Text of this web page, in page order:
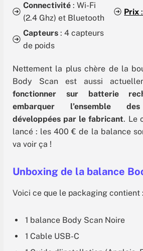
Connectivité : Wi-Fi
(2.4 Ghz) et Bluetooth
Prix
Capteurs: 4 capteurs
de poids
Nettement la plus chère de la
Body Scan est aussi
fonctionner sur batterie
embarquer l’ensemble
développées par le fabricant. Le
lancé : les 400 € de la balance
va voir ça !
Unboxing de la balance
Voici ce que le packaging contient :
1 balance Body Scan Noire
1 Cable USB-C